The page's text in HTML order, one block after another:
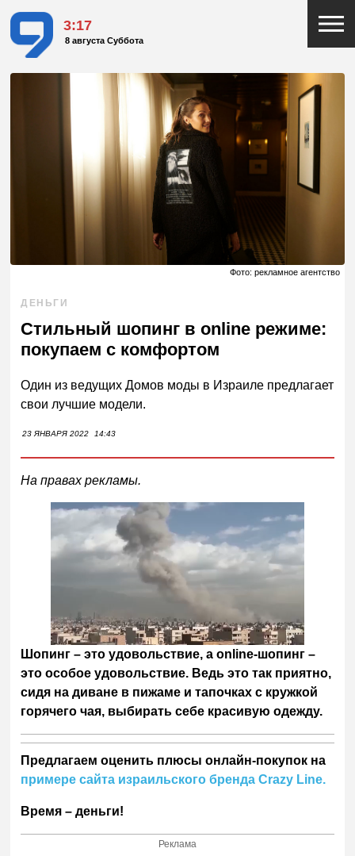
3:17
8 августа Суббота
Фото: рекламное агентство
ДЕНЬГИ
Стильный шопинг в online режиме:
покупаем с комфортом
Один из ведущих Домов моды в Израиле предлагает
свои лучшие модели.
23 ЯНВАРЯ 2022 14:43
На правах рекламы.
Шопинг – это удовольствие, аonline-шопинг –
это особое удовольствие. Ведь это так приятно,
сидя на диване в пижаме и тапочках с кружкой
горячего чая, выбирать себе красивую одежду.
Предлагаем оценить плюсы онлайн-покупок на
примере сайта израильского брендаCrazy Line.
Время – деньги!
Реклама